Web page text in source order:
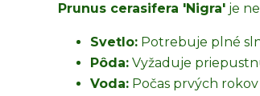
Prunus cerasifera 'Nigra' je
Svetlo: Potrebuje plné
Pôda: Vyžaduje
Voda: Počas prvých